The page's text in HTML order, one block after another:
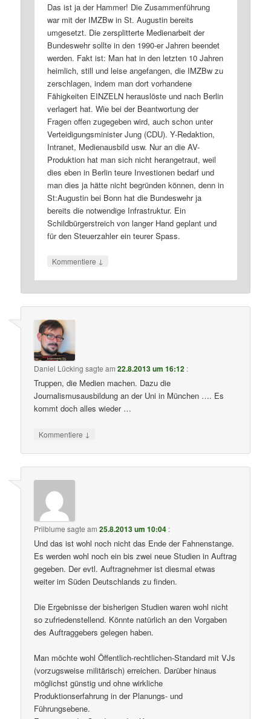
Das ist ja der Hammer! Die Zusammenführung
war mit der IMZBw in St. Augustin bereits
umgesetzt. Die zersplitterte Medienarbeit der
Bundeswehr sollte in den 1990-er Jahren beendet
werden. Fakt ist: Man hat in den letzten 10 Jahren
heimlich, still und leise angefangen, die IMZBw zu
zerschlagen, indem man dort vorhandene
Fähigkeiten EINZELN herauslöste und nach Berlin
verlagert hat. Wie bei der Beantwortung der
Fragen offen zugegeben wird, auch schon unter
Verteidigungsminister Jung (CDU). Y-Redaktion,
Intranet, Medienausbild usw. Nur an die AV-
Produktion hat man sich nicht herangetraut, weil
dies eben in Berlin teure Investionen bedarf und
man dies ja hätte nicht begründen können, denn in
St:Augustin bei Bonn hat die Bundeswehr ja
bereits die notwendige Infrastruktur. Ein
Schildbürgerstreich von langer Hand geplant und
für den Steuerzahler ein teurer Spass.
Kommentiere ↓
Daniel Lücking sagte am22.8.2013 um 16:12 :
Truppen, die Medien machen. Dazu die
Journalismusausbildung an der Uni in München …. Es
kommt doch alles wieder …
Kommentiere ↓
Prilblume sagte am25.8.2013 um 10:04 :
Und das ist wohl noch nicht das Ende der Fahnenstange.
Es werden wohl noch ein bis zwei neue Studien in Auftrag
gegeben. Der evtl. Auftragnehmer ist diesmal etwas
weiter im Süden Deutschlands zu finden.
Die Ergebnisse der bisherigen Studien waren wohl nicht
so zufriedenstellend. Könnte natürlich an den Vorgaben
des Auftraggebers gelegen haben.
Man möchte wohl Öffentlich-rechtlichen-Standard mit VJs
(vorzugsweise militärisch) erreichen. Darüber hinaus
möglichst günstig und ohne wirkliche
Produktionserfahrung in der Planungs- und
Führungsebene.